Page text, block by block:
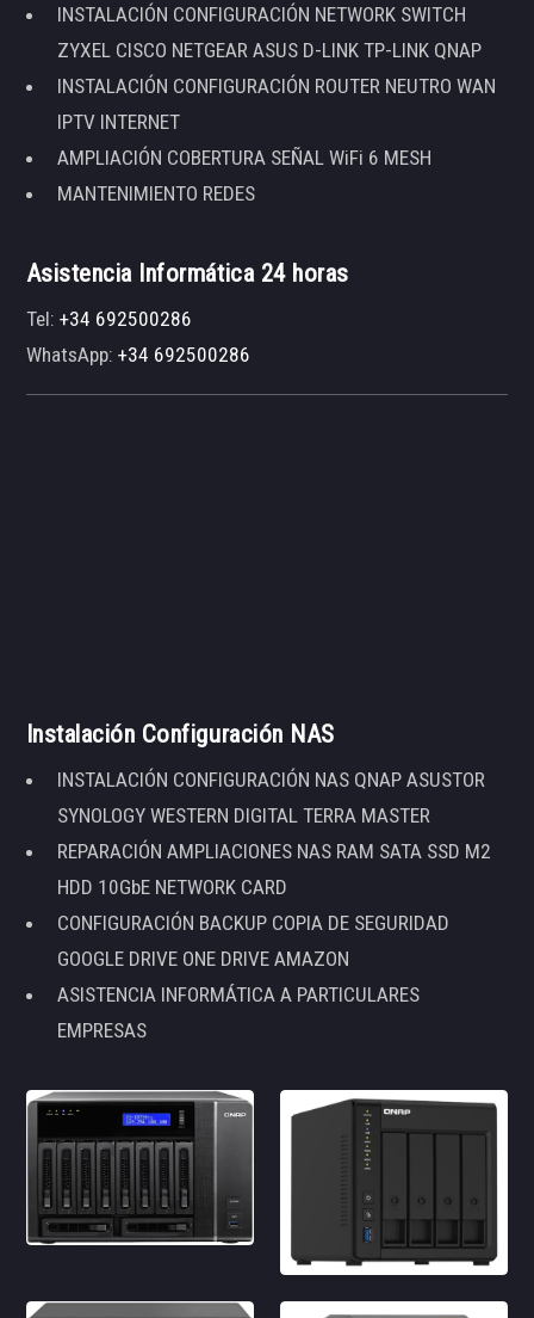
INSTALACIÓN CONFIGURACIÓN NETWORK SWITCH
ZYXEL CISCO NETGEAR ASUS D-LINK TP-LINK QNAP
INSTALACIÓN CONFIGURACIÓN ROUTER NEUTRO WAN
IPTV INTERNET
AMPLIACIÓN COBERTURA SEÑAL WiFi 6 MESH
MANTENIMIENTO REDES
Asistencia Informática 24 horas
Tel:+34 692500286
WhatsApp:+34 692500286
Instalación Configuración NAS
INSTALACIÓN CONFIGURACIÓN NAS QNAP ASUSTOR
SYNOLOGY WESTERN DIGITAL TERRA MASTER
REPARACIÓN AMPLIACIONES NAS RAM SATA SSD M2
HDD 10GbE NETWORK CARD
CONFIGURACIÓN BACKUP COPIA DE SEGURIDAD
GOOGLE DRIVE ONE DRIVE AMAZON
ASISTENCIA INFORMÁTICA A PARTICULARES
EMPRESAS